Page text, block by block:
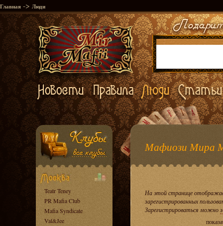
Главная -> Люди
Teatr Teney
PR Mafia Club
Mafia Syndicate
Val&Jee
Мафиози Мира
На этой странице
зарегистрированных
Зарегистрироваться можно